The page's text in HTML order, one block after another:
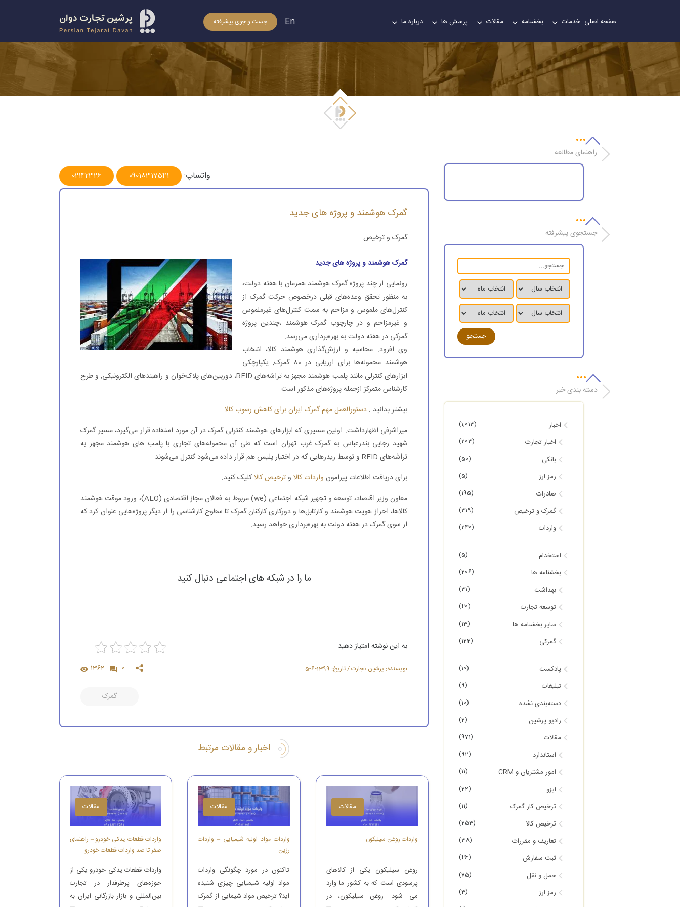
صفحه اصلی خدمات بخشنامه مقالات پرسش ها درباره ما جست و جوی پیشرفته En
گمرک هوشمند و پروژه های جدید
واتساپ: 09018317541
02142326
گمرک هوشمند و پروژه های جدید
گمرک و ترخیص
گمرک هوشمند و پروژه های جدید
رونمایی از چند پروژه گمرک هوشمند همزمان با هفته دولت،
به منظور تحقق وعده‌های قبلی درخصوص حرکت گمرک از
کنترل‌های ملموس و مزاحم به سمت کنترل‌های غیرملموس
و غیرمزاحم و در چارچوب گمرک هوشمند ،چندین پروژه
گمرکی در هفته دولت به بهره‌برداری می‌رسد.
وی افزود: محاسبه و ارزش‌گذاری هوشمند کالا، انتخاب
هوشمند محموله‌ها برای ارزیابی در 80 گمرک, یکپارچکی
ابزارهای کنترلی مانند پلمب هوشمند مجهز به تراشه‌های RFID، دوربین‌های پلاک‌خوان و راهبندهای الکترونیکی, و طرح
کارشناس متمرکز ازجمله پروژه‌های مذکور است.
بیشتر بدانید : دستورالعمل مهم گمرک ایران برای کاهش رسوب کالا
میراشرفی اظهارداشت: اولین مسیری که ابزارهای هوشمند کنترلی گمرک در آن مورد استفاده قرار می‌گیرد، مسیر گمرک
شهید رجایی بندرعباس به گمرک غرب تهران است که طی آن محموله‌های تجاری با پلمب های هوشمند مجهز به
تراشه‌های RFID و توسط ریدرهایی که در اختیار پلیس هم قرار داده می‌شود کنترل می‌شوند.
برای دریافت اطلاعات پیرامون واردات کالا وترخیص کالاکلیک کنید.
‌معاون وزیر اقتصاد، توسعه و تجهیز شبکه اجتماعی (we) مربوط به فعالان مجاز اقتصادی (AEO)، ورود موقت هوشمند
کالاها، احراز هویت هوشمند و کارتابل‌ها و دورکاری کارکنان گمرک تا سطوح کارشناسی را از دیگر پروژه‌هایی عنوان کرد که
از سوی گمرک در هفته دولت به بهره‌برداری خواهد رسید.
ما را در شبکه های اجتماعی دنبال کنید
به این نوشته امتیاز دهید
نویسنده: پرشین تجارت / تاریخ: 1399-6-5 0
1362
گمرک
اخبار و مقالات مرتبط
مقالات
واردات روغن سیلیکون
روغن سیلیکون یکی از کالاهای
پرسودی است که به کشور ما وارد
می شود. روغن سیلیکون، در
مقالات
واردات مواد اولیه شیمیایی – واردات
رزین
تاکنون در مورد چگونگی واردات
مواد اولیه شیمیایی چیزی شنیده
اید؟ ترخیص مواد شیمایی از گمرک
مقالات
واردات قطعات یدکی خودرو – راهنمای
صفر تا صد واردات قطعات خودرو
واردات قطعات یدکی خودرو یکی از
حوزه‌های پرطرفدار در تجارت
بین‌المللی و بازار بازرگانی ایران به
راهنمای مطالعه
جستجوی پیشرفته
دسته بندی خبر
اخبار (1,013)
اخبار تجارت (203)
بانکی (50)
رمز ارز (5)
صادرات (195)
گمرک و ترخیص (319)
واردات (240)
استخدام (5)
بخشنامه ها (206)
بهداشت (31)
توسعه تجارت (40)
سایر بخشنامه ها (13)
گمرکی (122)
پادکست (10)
تبلیغات (9)
دسته‌بندی نشده (10)
رادیو پرشین (2)
مقالات (971)
استاندارد (92)
امور مشتریان و CRM (11)
ایزو (22)
ترخیص کار گمرک (11)
ترخیص کالا (253)
تعاریف و مقررات (38)
ثبت سفارش (46)
حمل و نقل (75)
رمز ارز (3)